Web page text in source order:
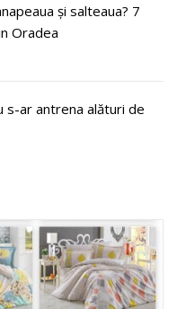
și salteaua? 7
Oradea
s-ar antrena alături de